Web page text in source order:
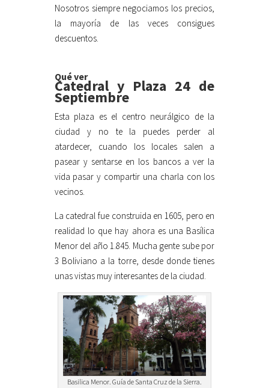
Nosotros siempre negociamos los precios,
la mayoría de las veces consigues
descuentos.
Qué ver
Catedral y Plaza 24 de
Septiembre
Esta plaza es el centro neurálgico de la
ciudad y no te la puedes perder al
atardecer, cuando los locales salen a
pasear y sentarse en los bancos a ver la
vida pasar y compartir una charla con los
vecinos.
La catedral fue construida en 1605, pero en
realidad lo que hay ahora es una Basílica
Menor del año 1.845. Mucha gente sube por
3 Boliviano a la torre, desde donde tienes
unas vistas muy interesantes de la ciudad.
Basilica Menor. Guía de Santa Cruz de la Sierra.